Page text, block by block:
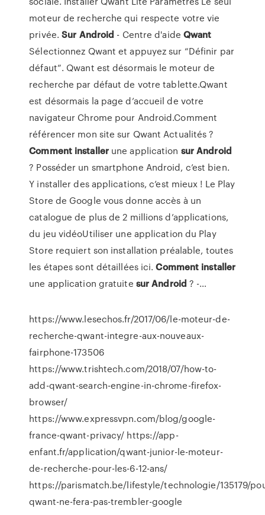
moteur de recherche qui respecte votre vie
privée.Sur Android - Centre d'aide Qwant
Sélectionnez Qwant et appuyez sur “Définir par
défaut”. Qwant est désormais le moteur de
recherche par défaut de votre tablette.Qwant
est désormais la page d’accueil de votre
navigateur Chrome pour Android.Comment
référencer mon site sur Qwant Actualités ?
Comment installerune application surAndroid
? Posséder un smartphone Android, c’est bien.
Y installer des applications, c’est mieux ! Le Play
Store de Google vous donne accès à un
catalogue de plus de 2 millions d’applications,
du jeu vidéoUtiliser une application du Play
Store requiert son installation préalable, toutes
les étapes sont détaillées ici.Comment installer
une application gratuite sur Android ? -…
https://www.lesechos.fr/2017/06/le-moteur-de-
recherche-qwant-integre-aux-nouveaux-
fairphone-173506
https://www.trishtech.com/2018/07/how-to-
add-qwant-search-engine-in-chrome-firefox-
browser/
https://www.expressvpn.com/blog/google-
france-qwant-privacy/ https://app-
enfant.fr/application/qwant-junior-le-moteur-
de-recherche-pour-les-6-12-ans/
https://parismatch.be/lifestyle/technologie/135179/
qwant-ne-fera-pas-trembler-google